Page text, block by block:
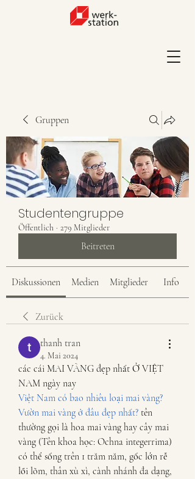
Gruppen
Studentengruppe
Öffentlich · 279 Mitglieder
Beitreten
Diskussionen Medien Mitglieder Info
Zurück
thanh tran
4. Mai 2024
các cái MAI VÀNG đẹp nhất Ở VIỆT
NAM ngày nay
Việt Nam có bao nhiêu loại mai vàng?
Vườn mai vàng ở đâu đẹp nhất? tên
thường gọi là hoa mai vàng hay cây mai
vàng (Tên khoa học: Ochna integerrima)
có thể sống trên 1 trăm năm, gốc lớn rễ
lồi lõm, thân xù xì, cành nhánh đa dạng,